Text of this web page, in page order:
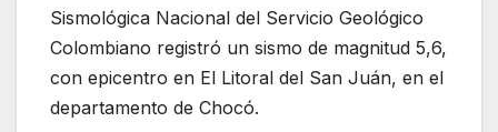
Sismológica Nacional del Servicio Geológico
Colombiano registró un sismo de magnitud 5,6,
con epicentro en El Litoral del San Juán, en el
departamento de Chocó.